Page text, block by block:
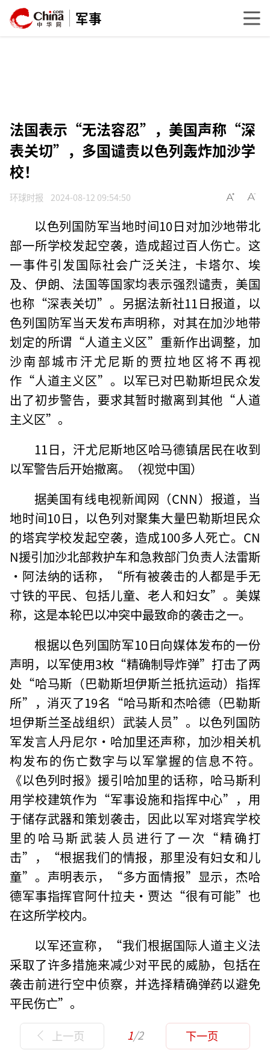
军事
法国表示“无法容忍”，美国声称“深
表关切”，多国谴责以色列轰炸加沙学
校！
环球时报 2024-08-12 09:54:50
以色列国防军当地时间10日对加沙地带北
部一所学校发起空袭，造成超过百人伤亡。这
一事件引发国际社会广泛关注，卡塔尔、埃
及、伊朗、法国等国家均表示强烈谴责，美国
也称“深表关切”。另据法新社11日报道，以
色列国防军当天发布声明称，对其在加沙地带
划定的所谓“人道主义区”重新作出调整，加
沙南部城市汗尤尼斯的贾拉地区将不再视
作“人道主义区”。以军已对巴勒斯坦民众发
出了初步警告，要求其暂时撤离到其他“人道
主义区”。
11日，汗尤尼斯地区哈马德镇居民在收到
以军警告后开始撤离。（视觉中国）
据美国有线电视新闻网（CNN）报道，当
地时间10日，以色列对聚集大量巴勒斯坦民众
的塔宾学校发起空袭，造成100多人死亡。CN
N援引加沙北部救护车和急救部门负责人法雷斯
·阿法纳的话称，“所有被袭击的人都是手无
寸铁的平民、包括儿童、老人和妇女”。美媒
称，这是本轮巴以冲突中最致命的袭击之一。
根据以色列国防军10日向媒体发布的一份
声明，以军使用3枚“精确制导炸弹”打击了两
处“哈马斯（巴勒斯坦伊斯兰抵抗运动）指挥
所”，消灭了19名“哈马斯和杰哈德（巴勒斯
坦伊斯兰圣战组织）武装人员”。以色列国防
军发言人丹尼尔·哈加里还声称，加沙相关机
构发布的伤亡数字与以军掌握的信息不符。
《以色列时报》援引哈加里的话称，哈马斯利
用学校建筑作为“军事设施和指挥中心”，用
于储存武器和策划袭击，因此以军对塔宾学校
里的哈马斯武装人员进行了一次“精确打
击”，“根据我们的情报，那里没有妇女和儿
童”。声明表示，“多方面情报”显示，杰哈
德军事指挥官阿什拉夫·贾达“很有可能”也
在这所学校内。
以军还宣称，“我们根据国际人道主义法
采取了许多措施来减少对平民的威胁，包括在
袭击前进行空中侦察，并选择精确弹药以避免
平民伤亡”。
上一页 1/2 下一页